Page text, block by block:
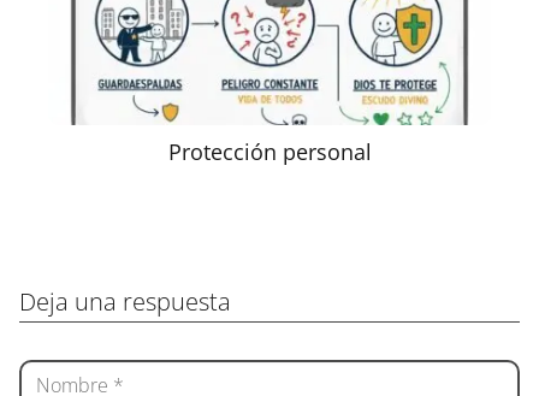
Protección personal
Deja una respuesta